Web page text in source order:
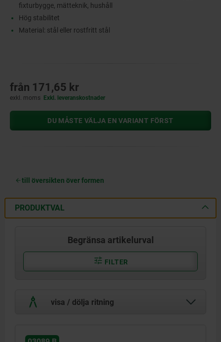
fixturbygge, mätteknik, hushåll
Hög stabilitet
Material: stål eller rostfritt stål
från 171,65 kr
exkl. moms Exkl. leveranskostnader
DU MÅSTE VÄLJA EN VARIANT FÖRST
till översikten över formen
PRODUKTVAL
Begränsa artikelurval
FILTER
visa / dölja ritning